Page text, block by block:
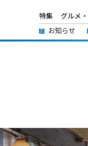
特集 グルメ
お知らせ